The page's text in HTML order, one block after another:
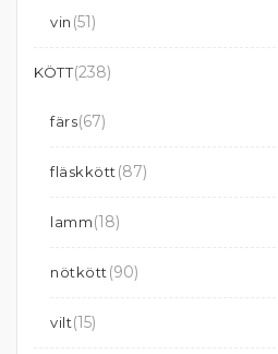
vin (51)
KÖTT(238)
färs(67)
fläskkött (87)
lamm(18)
nötkött (90)
vilt(15)